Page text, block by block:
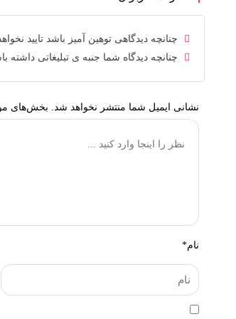
چنانچه دیدگاهی توهین آمیز باشد تایید
چنانچه دیدگاه شما جنبه ی تبلیغاتی داشته
نشانی ایمیل شما منتشر نخواهد شد. بخش‌های
نام*